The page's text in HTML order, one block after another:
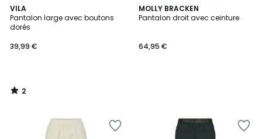
VILA
Pantalon large avec boutons
dorés
39,99 €
2
/
5
2
/
MOLLY BRACKEN
Pantalon droit avec ceinture
64,95 €